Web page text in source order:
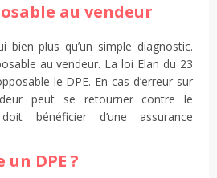
au vendeur
bien plus qu’un simple diagnostic.
au vendeur. La loi Elan du 23
le DPE. En cas d’erreur sur
peut se retourner contre le
bénéficier d’une assurance
DPE ?